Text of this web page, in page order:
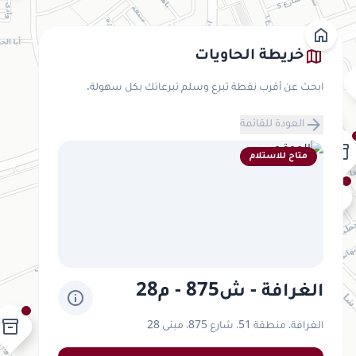
home
inventory_2
inventory_2 inventory_2
inventory_2
map خريطة الحاويات
ابحث عن أقرب نقطة تبرع وسلم تبرعاتك بكل سهولة.
arrow_forward العودة للقائمة
متاح للاستلام
الغرافة - ش875 - م28 info
الغرافة، منطقة 51، شارع 875، مبنى 28